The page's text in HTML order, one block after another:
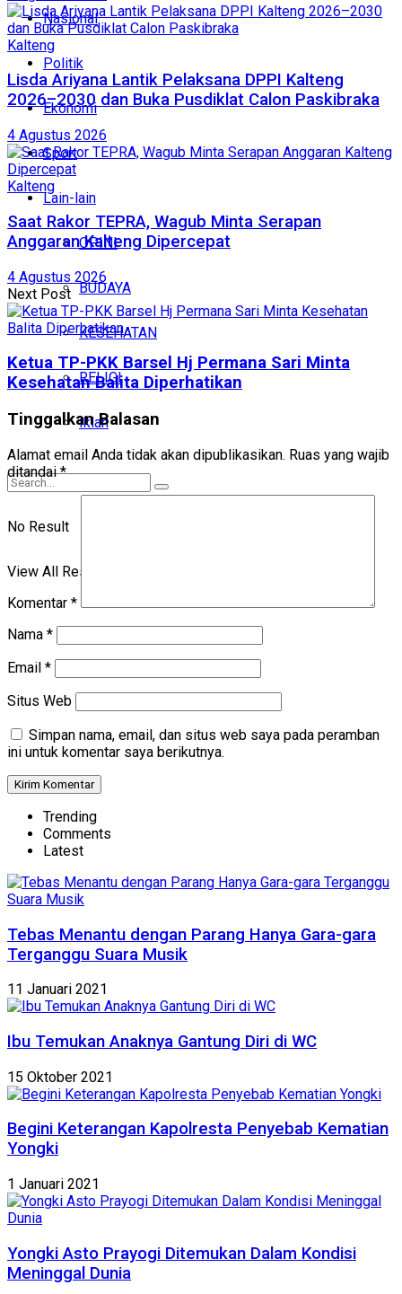
Nasional
Politik
Ekonomi
Sport
Lain-lain
OPINI
BUDAYA
KESEHATAN
RELIGI
Iklan
No Result
View All Result
Kalteng
Lisda Ariyana Lantik Pelaksana DPPI Kalteng
2026–2030 dan Buka Pusdiklat Calon Paskibraka
4 Agustus 2026
Kalteng
Saat Rakor TEPRA, Wagub Minta Serapan
Anggaran Kalteng Dipercepat
4 Agustus 2026
Next Post
Ketua TP-PKK Barsel Hj Permana Sari Minta
Kesehatan Balita Diperhatikan
Tinggalkan Balasan
Alamat email Anda tidak akan dipublikasikan. Ruas yang wajib
ditandai*
Komentar *
Nama *
Email *
Situs Web
Simpan nama, email, dan situs web saya pada peramban
ini untuk komentar saya berikutnya.
Trending
Comments
Latest
Tebas Menantu dengan Parang Hanya Gara-gara
Terganggu Suara Musik
11 Januari 2021
Ibu Temukan Anaknya Gantung Diri di WC
15 Oktober 2021
Begini Keterangan Kapolresta Penyebab Kematian
Yongki
1 Januari 2021
Yongki Asto Prayogi Ditemukan Dalam Kondisi
Meninggal Dunia